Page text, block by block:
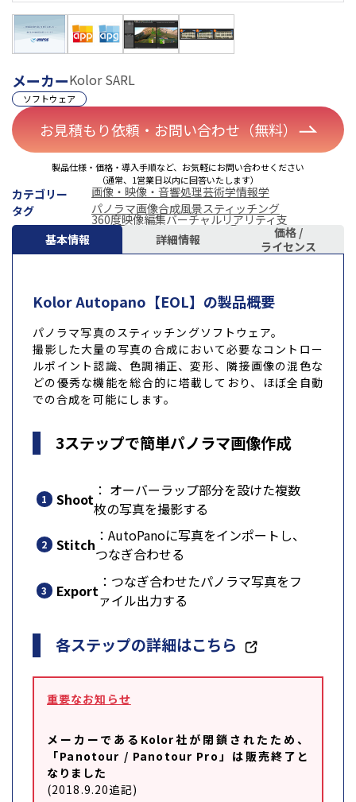
メーカーKolor SARL
ソフトウェア
お見積もり依頼・お問い合わせ（無料）
製品仕様・価格・導入手順など、お気軽にお問い合わせください
（通常、1営業日以内に回答いたします）
カテゴリー 画像・映像・音響処理芸術学情報学
タグ
パノラマ画像合成風景スティッチング
360度映像編集バーチャルリアリティ支
基本情報
詳細情報
価格 /
ライセンス
Kolor Autopano【EOL】の製品概要
パノラマ写真のスティッチングソフトウェア。
撮影した大量の写真の合成において必要なコントロー
ルポイント認識、色調補正、変形、隣接画像の混色な
どの優秀な機能を総合的に塔載しており、ほぼ全自動
での合成を可能にします。
3ステップで簡単パノラマ画像作成
Shoot ： オーバーラップ部分を設けた複数
枚の写真を撮影する
Stitch ：AutoPanoに写真をインポートし、
つなぎ合わせる
Export ：つなぎ合わせたパノラマ写真をフ
ァイル出力する
各ステップの詳細はこちら
重要なお知らせ
メーカーであるKolor社が閉鎖されたため、
「Panotour / Panotour Pro」は販売終了と
なりました
(2018.9.20追記)